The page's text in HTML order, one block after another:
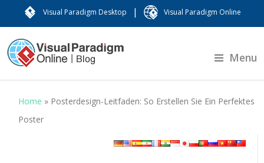
Visual Paradigm Desktop | Visual Paradigm Online
Menu
Home » Posterdesign-Leitfaden: So Erstellen Sie Ein Perfektes
Poster